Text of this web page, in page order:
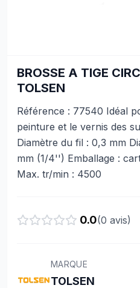
BROSSE A TIGE
TOLSEN
Référence : 77540 Idéal
peinture et le vernis des
Diamètre du fil : 0,3 mm
mm (1/4'') Emballage :
Max. tr/min : 4500
0.0(0 avis)
MARQUE
TOLSEN